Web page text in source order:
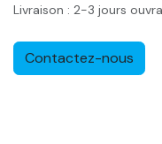
Livraison : 2-3 jours
Contactez-nous